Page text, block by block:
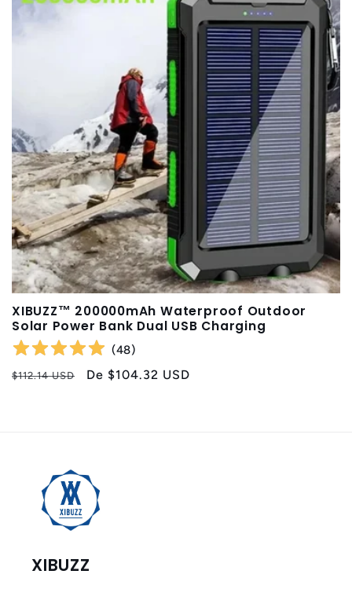
XIBUZZ™ 200000mAh Waterproof Outdoor
Solar Power Bank Dual USB Charging
(48)
Preço
$112.14 USD
Preço
De $104.32 USD
XIBUZZ